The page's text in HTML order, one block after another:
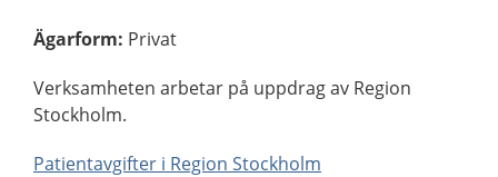
Ägarform: Privat
Verksamheten arbetar på uppdrag av Region
Stockholm.
Patientavgifter i Region Stockholm